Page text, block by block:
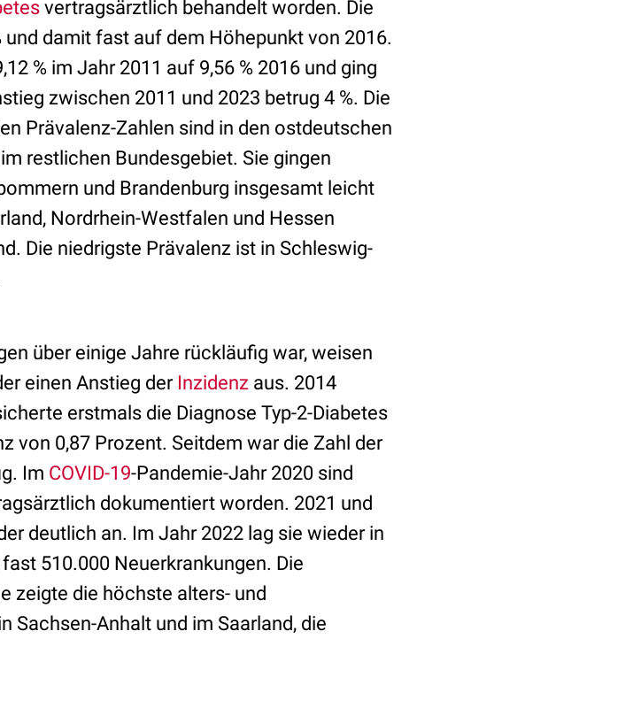
vertragsärztlich behandelt worden. Die
und damit fast auf dem Höhepunkt von 2016.
% im Jahr 2011 auf 9,56 % 2016 und ging
zwischen 2011 und 2023 betrug 4 %. Die
Prävalenz-Zahlen sind in den ostdeutschen
restlichen Bundesgebiet. Sie gingen
und Brandenburg insgesamt leicht
Nordrhein-Westfalen und Hessen
Die niedrigste Prävalenz ist in Schleswig-
über einige Jahre rückläufig war, weisen
einen Anstieg der Inzidenz aus. 2014
erstmals die Diagnose Typ-2-Diabetes
von 0,87 Prozent. Seitdem war die Zahl der
Im COVID-19-Pandemie-Jahr 2020 sind
dokumentiert worden. 2021 und
deutlich an. Im Jahr 2022 lag sie wieder in
510.000 Neuerkrankungen. Die
zeigte die höchste alters- und
Sachsen-Anhalt und im Saarland, die